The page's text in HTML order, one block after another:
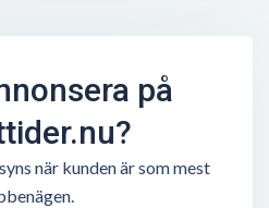
på
när kunden är som mest